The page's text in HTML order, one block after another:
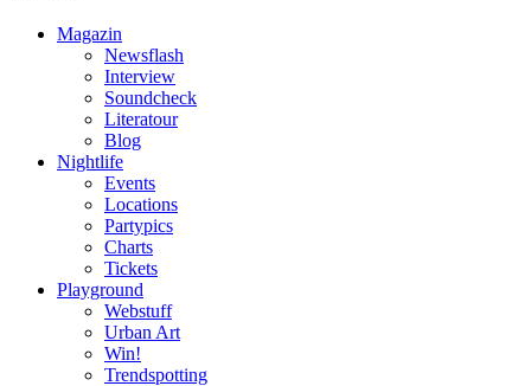
Magazin
Newsflash
Interview
Soundcheck
Literatour
Blog
Nightlife
Events
Locations
Partypics
Charts
Tickets
Playground
Webstuff
Urban Art
Win!
Trendspotting